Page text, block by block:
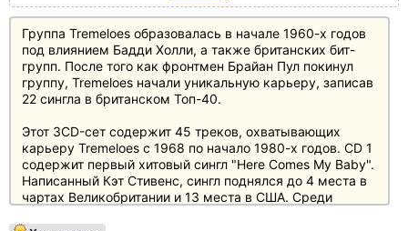
Группа Tremeloes образовалась в начале 1960-х годов
под влиянием Бадди Холли, а также британских бит-
групп. После того как фронтмен Брайан Пул покинул
группу, Tremeloes начали уникальную карьеру, записав
22 сингла в британском Топ-40.
Этот 3CD-сет содержит 45 треков, охватывающих
карьеру Tremeloes с 1968 по начало 1980-х годов. CD 1
содержит первый хитовый сингл "Here Comes My Baby".
Написанный Кэт Стивенс, сингл поднялся до 4 места в
чартах Великобритании и 13 места в США. Среди